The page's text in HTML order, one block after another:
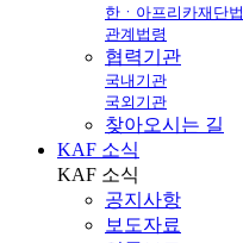
한ㆍ아프리카재단법
관계법령
협력기관
국내기관
국외기관
찾아오시는 길
KAF 소식
KAF 소식
공지사항
보도자료